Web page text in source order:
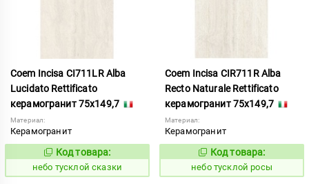
Coem Incisa CI711LR Alba
Lucidato Rettificato
керамогранит 75x149,7
Материал:
Керамогранит
1122715
Код товара:
небо тусклой сказки
Coem Incisa CIR711R Alba
Recto Naturale Rettificato
керамогранит 75x149,7
Материал:
Керамогранит
1122707
Код товара:
небо тусклой росы